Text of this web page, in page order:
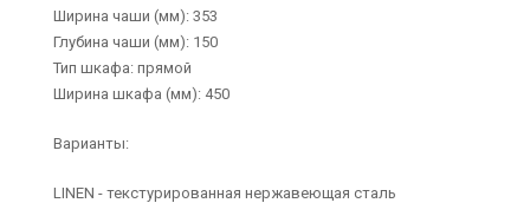
Ширина чаши (мм): 353
Глубина чаши (мм): 150
Тип шкафа: прямой
Ширина шкафа (мм): 450
Варианты:
LINEN - текстурированная нержавеющая сталь